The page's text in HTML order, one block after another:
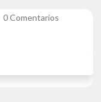
0 Comentarios